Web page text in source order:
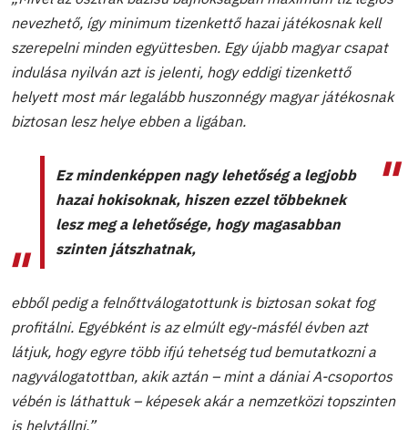
nevezhető, így minimum tizenkettő hazai játékosnak kell
szerepelni minden együttesben. Egy újabb magyar csapat
indulása nyilván azt is jelenti, hogy eddigi tizenkettő
helyett most már legalább huszonnégy magyar játékosnak
biztosan lesz helye ebben a ligában.
Ez mindenképpen nagy lehetőség a legjobb
hazai hokisoknak, hiszen ezzel többeknek
lesz meg a lehetősége, hogy magasabban
szinten játszhatnak,
ebből pedig a felnőttválogatottunk is biztosan sokat fog
profitálni. Egyébként is az elmúlt egy-másfél évben azt
látjuk, hogy egyre több ifjú tehetség tud bemutatkozni a
nagyválogatottban, akik aztán – mint a dániai A-csoportos
vébén is láthattuk – képesek akár a nemzetközi topszinten
is helytállni.”